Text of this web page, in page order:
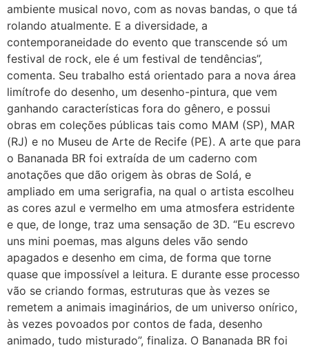
ambiente musical novo, com as novas bandas, o que tá
rolando atualmente. E a diversidade, a
contemporaneidade do evento que transcende só um
festival de rock, ele é um festival de tendências”,
comenta. Seu trabalho está orientado para a nova área
limítrofe do desenho, um desenho-pintura, que vem
ganhando características fora do gênero, e possui
obras em coleções públicas tais como MAM (SP), MAR
(RJ) e no Museu de Arte de Recife (PE). A arte que para
o Bananada BR foi extraída de um caderno com
anotações que dão origem às obras de Solá, e
ampliado em uma serigrafia, na qual o artista escolheu
as cores azul e vermelho em uma atmosfera estridente
e que, de longe, traz uma sensação de 3D. “Eu escrevo
uns mini poemas, mas alguns deles vão sendo
apagados e desenho em cima, de forma que torne
quase que impossível a leitura. E durante esse processo
vão se criando formas, estruturas que às vezes se
remetem a animais imaginários, de um universo onírico,
às vezes povoados por contos de fada, desenho
animado, tudo misturado”, finaliza. O Bananada BR foi